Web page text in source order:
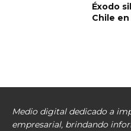
Éxodo
Chile
Medio digital dedicado a
empresarial, brindando